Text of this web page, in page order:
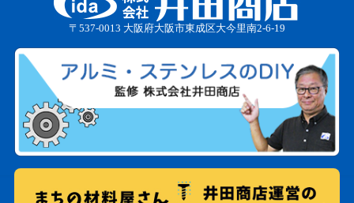
〒537-0013 大阪府大阪市東成区大今里南2-6-19